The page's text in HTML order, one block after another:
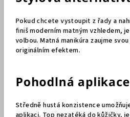
Pokud chcete vystoupit z řady a
finiš moderním matným vzhledem,
volbou. Matná manikúra zaujme
originálním efektem.
Pohodlná aplikace
Středně hustá konzistence
aplikaci. Top nezatéká do kůžičky,